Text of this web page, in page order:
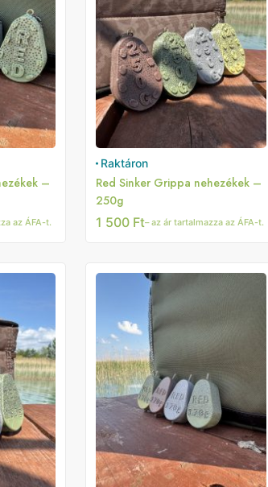
–
az ÁFA-t.
Raktáron
Red Sinker Grippa nehezékek –
250g
1 500 Ft– az ár tartalmazza az ÁFA-t.